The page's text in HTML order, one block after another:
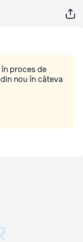
proces de
nou în câteva